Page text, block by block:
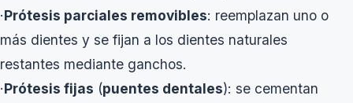
·Prótesis parciales removibles: reemplazan uno o
más dientes y se fijan a los dientes naturales
restantes mediante ganchos.
·Prótesis fijas (puentes dentales): se cementan